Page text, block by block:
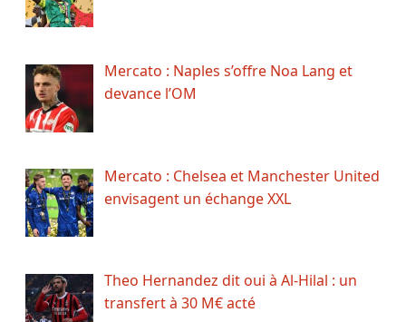
Mercato : Naples s’offre Noa Lang et
devance l’OM
Mercato : Chelsea et Manchester United
envisagent un échange XXL
Theo Hernandez dit oui à Al-Hilal : un
transfert à 30 M€ acté